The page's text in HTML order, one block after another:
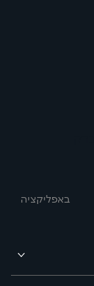
באפליקציה